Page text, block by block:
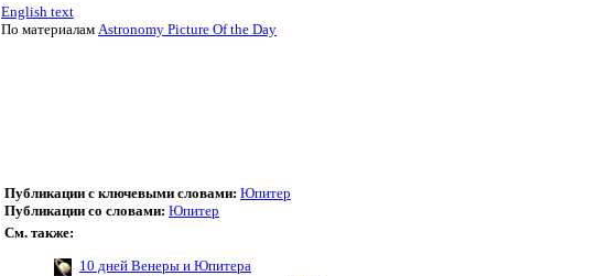
English text
По материалам Astronomy Picture Of the Day
Публикации с ключевыми словами: Юпитер
Публикации со словами: Юпитер
См. также:
10 дней Венеры и Юпитера